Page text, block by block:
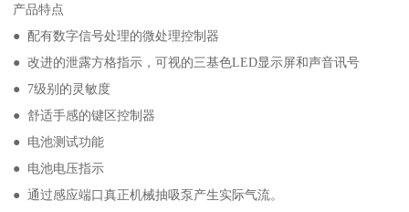
产品特点
● 配有数字信号处理的微处理控制器
● 改进的泄露方格指示，可视的三基色LED显示屏和声音讯号
● 7级别的灵敏度
● 舒适手感的键区控制器
● 电池测试功能
● 电池电压指示
● 通过感应端口真正机械抽吸泵产生实际气流。